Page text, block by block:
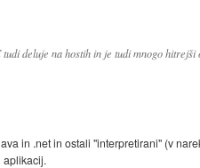
deluje na hostih in je tudi mnogo hitrejši
in .net in ostali "interpretirani" (v
aplikacij.